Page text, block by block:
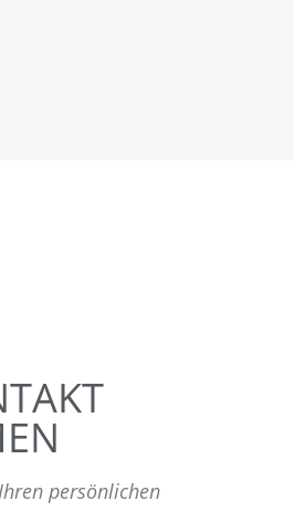
persönlichen